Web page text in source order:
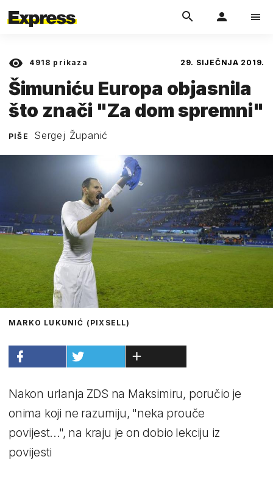
4918 prikaza 29. SIJEČNJA 2019.
Šimuniću Europa objasnila
što znači "Za dom spremni"
PIŠE Sergej Županić
MARKO LUKUNIĆ (PIXSELL)
Nakon urlanja ZDS na Maksimiru, poručio je
onima koji ne razumiju, "neka prouče
povijest...", na kraju je on dobio lekciju iz
povijesti